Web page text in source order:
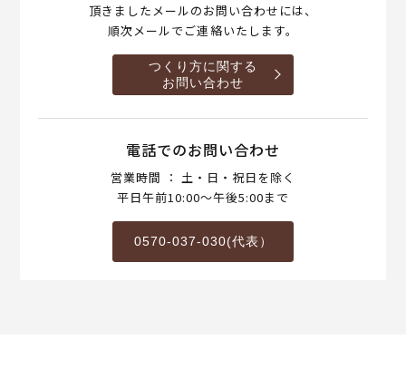
頂きましたメールのお問い合わせには、
順次メールでご連絡いたします。
つくり方に関する
お問い合わせ
電話でのお問い合わせ
営業時間 ： 土・日・祝日を除く
平日午前10:00～午後5:00まで
0570-037-030(代表）